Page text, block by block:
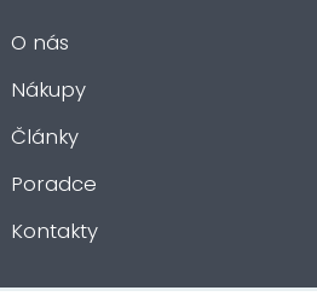
O nás
Nákupy
Články
Poradce
Kontakty